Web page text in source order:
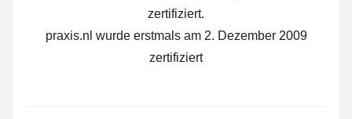
zertifiziert.
praxis.nl wurde erstmals am 2. Dezember 2009
zertifiziert